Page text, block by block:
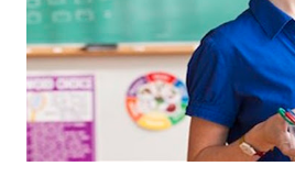
conceitos, está em fase de
Apresenta dificuldades de auto-
Ainda não desenvolveu habilidades
ambiente...